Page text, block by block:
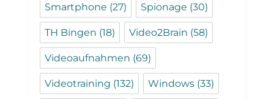
Smartphone (27) Spionage (30)
TH Bingen (18) Video2Brain (58)
Videoaufnahmen (69)
Videotraining (132) Windows (33)